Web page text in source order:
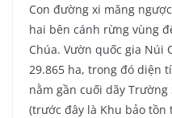
Con đường xi măng
hai bên cánh rừng vùng
Chúa. Vườn quốc gia Núi
29.865 ha, trong đó diện
nằm gần cuối dãy
(trước đây là Khu bảo tồn